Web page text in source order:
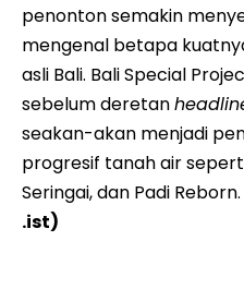
penonton semakin
mengenal betapa
asli Bali. Bali Special
sebelum deretan
seakan-akan menjadi
progresif tanah air seperti
Seringai, dan Padi Reborn.
.ist)